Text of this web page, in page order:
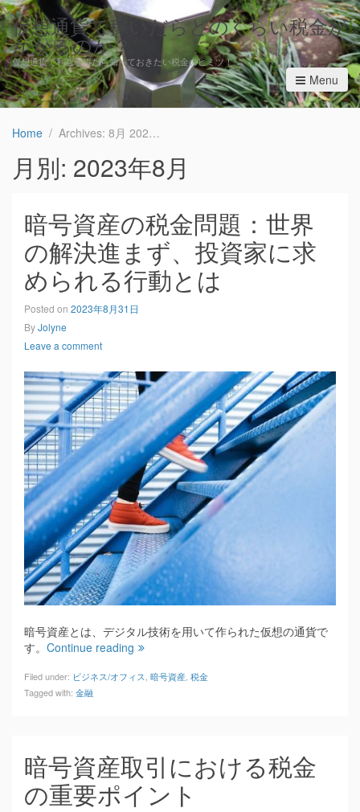
仮想通貨で稼いだらどのくらい税金が
かかるのか？
仮想通貨で利益を得たら知っておきたい税金のヒミツ！
Menu
Home Archives: 8月 2023
月別: 2023年8月
暗号資産の税金問題：世界
の解決進まず、投資家に求
められる行動とは
Posted on 2023年8月31日
ByJolyne
Leave a comment
暗号資産とは、デジタル技術を用いて作られた仮想の通貨で
す。 Continue reading
Filed under: ビジネス/オフィス 暗号資産 税金
Tagged with: 金融
暗号資産取引における税金
の重要ポイント